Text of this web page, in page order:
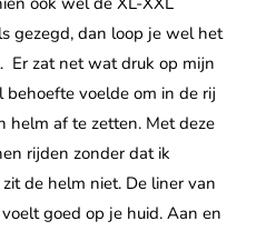
gezegd, dan loop je wel het
Er zat net wat druk op mijn
voelde om in de rij
helm af te zetten. Met deze
rijden zonder dat ik
de helm niet. De liner van
goed op je huid.Aan en